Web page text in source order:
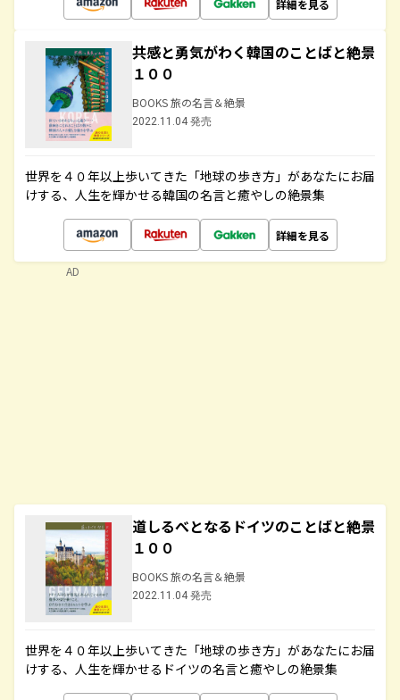
詳細を見る
共感と勇気がわく韓国のことばと絶景
１００
BOOKS 旅の名言＆絶景
2022.11.04 発売
世界を４０年以上歩いてきた「地球の歩き方」があなたにお届
けする、人生を輝かせる韓国の名言と癒やしの絶景集
詳細を見る
道しるべとなるドイツのことばと絶景
１００
BOOKS 旅の名言＆絶景
2022.11.04 発売
世界を４０年以上歩いてきた「地球の歩き方」があなたにお届
けする、人生を輝かせるドイツの名言と癒やしの絶景集
AD